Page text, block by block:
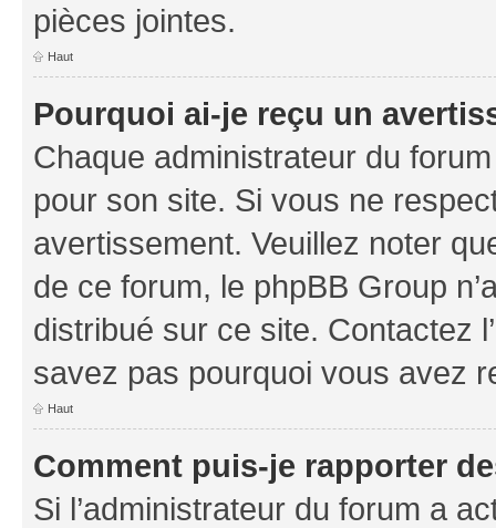
pièces jointes.
Haut
Pourquoi ai-je reçu un
Chaque administrateur du
pour son site. Si vous ne
avertissement. Veuillez noter
de ce forum, le phpBB Group
distribué sur ce site. Contactez
savez pas pourquoi vous avez
Haut
Comment puis-je rapporter
Si l’administrateur du forum a